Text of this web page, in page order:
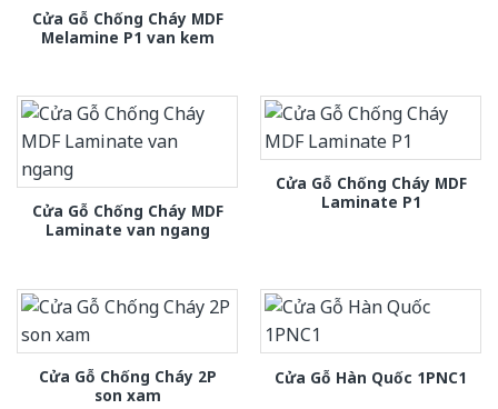
Cửa Gỗ Chống Cháy MDF
Melamine P1 van kem
Cửa Gỗ Chống Cháy MDF
Laminate van ngang
Cửa Gỗ Chống Cháy MDF
Laminate P1
Cửa Gỗ Chống Cháy 2P
son xam
Cửa Gỗ Hàn Quốc 1PNC1